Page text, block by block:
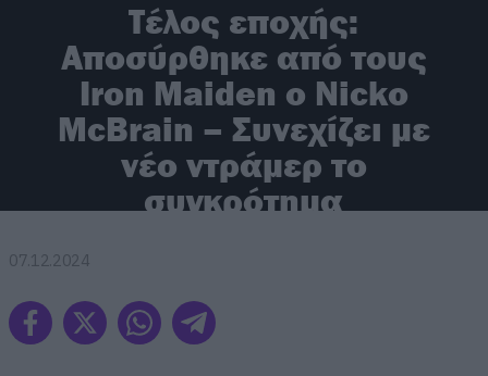
Τέλος εποχής:
Αποσύρθηκε από τους
Iron Maiden o Nicko
McBrain – Συνεχίζει με
νέο ντράμερ το
συγκρότημα
07.12.2024